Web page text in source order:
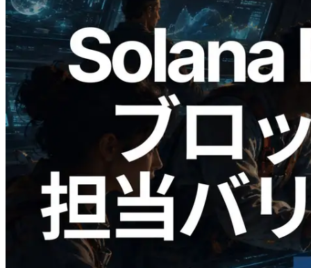
2026.05.24
Validators Solutions、Solana ブロックア
ナライザーを公開 — slot 単位のブロッ
ク生成時間と担当バリデータを視覚化
この記事を読む
さらに読み込む